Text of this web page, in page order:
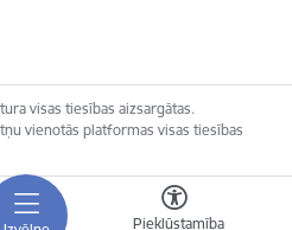
Piekļūstamība
visas tiesības aizsargātas.
vienotās platformas visas tiesības